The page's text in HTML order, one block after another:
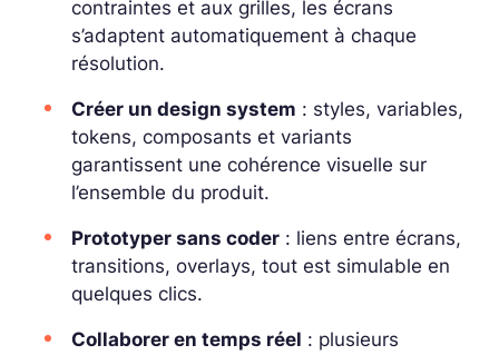
contraintes et aux grilles, les écrans
s’adaptent automatiquement à chaque
résolution.
Créer un design system : styles, variables,
tokens, composants et variants
garantissent une cohérence visuelle sur
l’ensemble du produit.
Prototyper sans coder : liens entre écrans,
transitions, overlays, tout est simulable en
quelques clics.
Collaborer en temps réel : plusieurs